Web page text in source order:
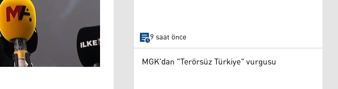
9 saat önce
MGK'dan "Terörsüz Türkiye" vurgusu